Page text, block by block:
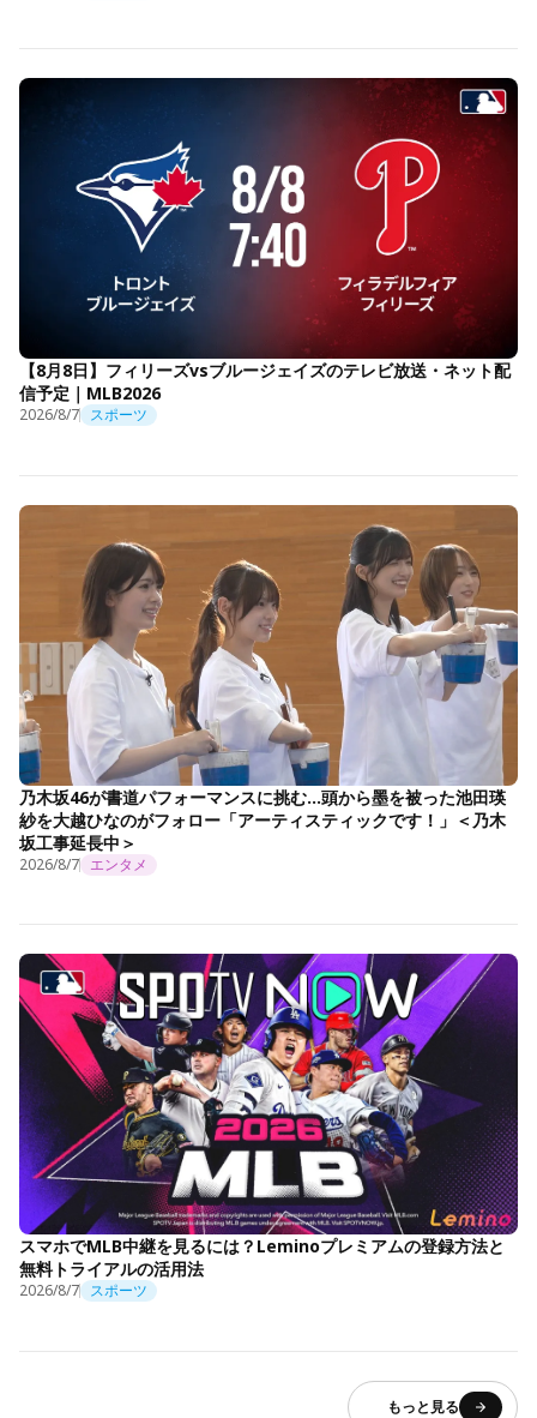
【8月8日】フィリーズvsブルージェイズのテレビ放送・ネット配
信予定｜MLB2026
2026/8/7 スポーツ
乃木坂46が書道パフォーマンスに挑む…頭から墨を被った池田瑛
紗を大越ひなのがフォロー「アーティスティックです！」＜乃木
坂工事延長中＞
2026/8/7 エンタメ
スマホでMLB中継を見るには？Leminoプレミアムの登録方法と
無料トライアルの活用法
2026/8/7 スポーツ
もっと見る